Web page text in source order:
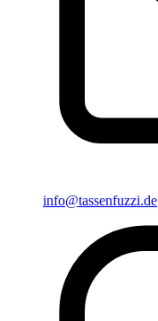
info@tassenfuzzi.de